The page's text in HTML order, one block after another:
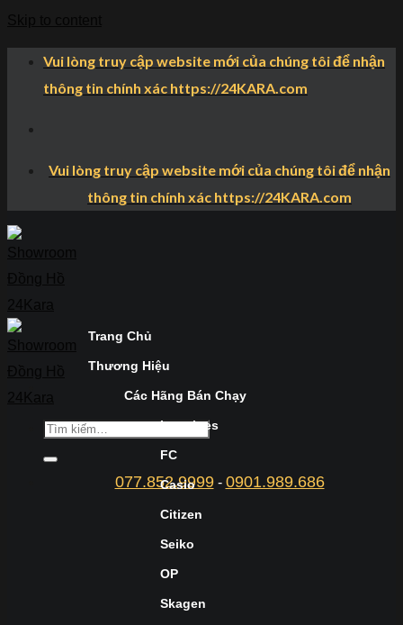
Vui lòng truy cập website mới của chúng tôi để nhận
thông tin chính xác https://24KARA.com
Vui lòng truy cập website mới của chúng tôi để nhận
thông tin chính xác https://24KARA.com
077.852.9999- 0901.989.686
Trang Chủ
Thương Hiệu
Các Hãng Bán Chạy
Longines
FC
Casio
Citizen
Seiko
OP
Skagen